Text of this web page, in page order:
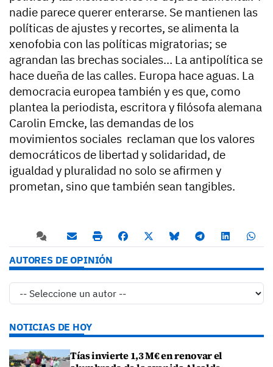
nadie parece querer enterarse. Se mantienen las
políticas de ajustes y recortes, se alimenta la
xenofobia con las políticas migratorias; se
agrandan las brechas sociales… La antipolítica se
hace dueña de las calles. Europa hace aguas. La
democracia europea también y es que, como
plantea la periodista, escritora y filósofa alemana
Carolin Emcke, las demandas de los
movimientos sociales reclaman que los valores
democráticos de libertad y solidaridad, de
igualdad y pluralidad no solo se afirmen y
prometan, sino que también sean tangibles.
AUTORES DE OPINIÓN
NOTICIAS DE HOY
Tías invierte 1,3 M€ en renovar el